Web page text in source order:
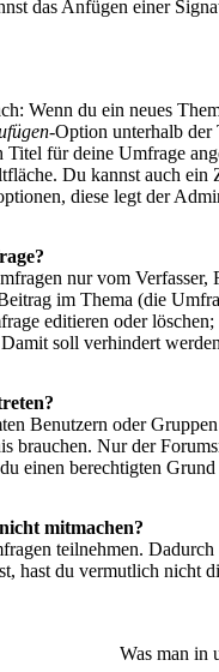
das Anfügen einer
Wenn du ein neues
-Option unterhalb der
für deine Umfrage
Du kannst auch ein
diese legt der
nur vom
im Thema (die
editieren oder
soll verhindert
Benutzern oder
brauchen. Nur der
einen berechtigten
mitmachen?
teilnehmen.
hast du vermutlich nicht
Was man in